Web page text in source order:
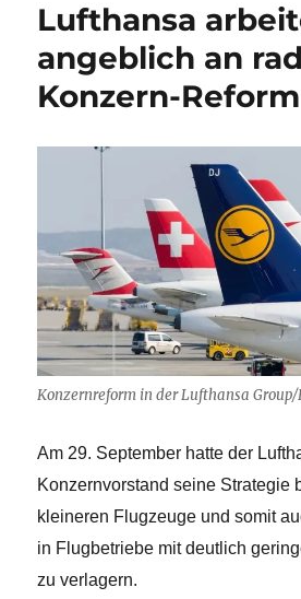
Lufthansa
angeblich an
Konzern-Reform
Konzernreform in der Lufthansa
Am 29. September hatte der
Konzernvorstand seine Strategie
kleineren Flugzeuge und somit
in Flugbetriebe mit deutlich
zu verlagern.